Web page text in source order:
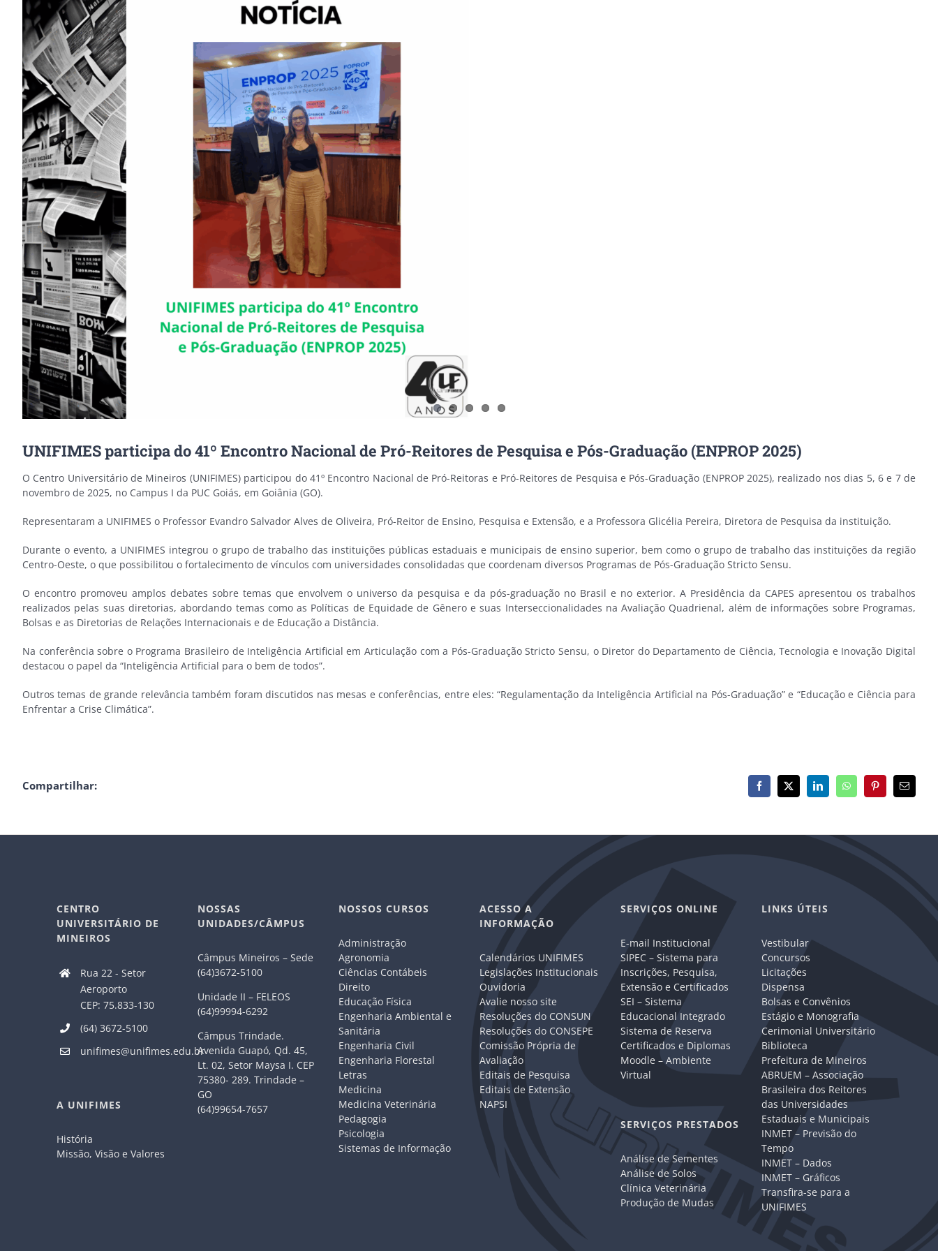
Image
UNIFIMES participa do 41º Encontro Nacional de Pró-Reitores de Pesquisa e Pós-Graduação (ENPROP 2025)
O Centro Universitário de Mineiros (UNIFIMES) participou do 41º Encontro Nacional de Pró-Reitoras e Pró-Reitores de Pesquisa e Pós-Graduação (ENPROP 2025), realizado nos dias 5, 6 e 7 de
novembro de 2025, no Campus I da PUC Goiás, em Goiânia (GO).
Representaram a UNIFIMES o Professor Evandro Salvador Alves de Oliveira, Pró-Reitor de Ensino, Pesquisa e Extensão, e a Professora Glicélia Pereira, Diretora de Pesquisa da instituição.
Durante o evento, a UNIFIMES integrou o grupo de trabalho das instituições públicas estaduais e municipais de ensino superior, bem como o grupo de trabalho das instituições da região
Centro-Oeste, o que possibilitou o fortalecimento de vínculos com universidades consolidadas que coordenam diversos Programas de Pós-Graduação Stricto Sensu.
O encontro promoveu amplos debates sobre temas que envolvem o universo da pesquisa e da pós-graduação no Brasil e no exterior. A Presidência da CAPES apresentou os trabalhos
realizados pelas suas diretorias, abordando temas como as Políticas de Equidade de Gênero e suas Interseccionalidades na Avaliação Quadrienal, além de informações sobre Programas,
Bolsas e as Diretorias de Relações Internacionais e de Educação a Distância.
Na conferência sobre o Programa Brasileiro de Inteligência Artificial em Articulação com a Pós-Graduação Stricto Sensu, o Diretor do Departamento de Ciência, Tecnologia e Inovação Digital
destacou o papel da “Inteligência Artificial para o bem de todos”.
Outros temas de grande relevância também foram discutidos nas mesas e conferências, entre eles: “Regulamentação da Inteligência Artificial na Pós-Graduação” e “Educação e Ciência para
Enfrentar a Crise Climática”.
Compartilhar: Facebook
X LinkedInWhatsAppPinterest
E-
mail
CENTRO
UNIVERSITÁRIO DE
MINEIROS
Rua 22 - Setor
Aeroporto
CEP: 75.833-130
(64) 3672-5100
unifimes@unifimes.edu.br
A UNIFIMES
História
Missão, Visão e Valores
NOSSAS
UNIDADES/CÂMPUS
Câmpus Mineiros – Sede
(64)3672-5100
Unidade II – FELEOS
(64)99994-6292
Câmpus Trindade.
Avenida Guapó, Qd. 45,
Lt. 02, Setor Maysa I. CEP
75380- 289. Trindade –
GO
(64)99654-7657
NOSSOS CURSOS
Administração
Agronomia
Ciências Contábeis
Direito
Educação Física
Engenharia Ambiental e
Sanitária
Engenharia Civil
Engenharia Florestal
Letras
Medicina
Medicina Veterinária
Pedagogia
Psicologia
Sistemas de Informação
ACESSO A
INFORMAÇÃO
Calendários UNIFIMES
Legislações Institucionais
Ouvidoria
Avalie nosso site
Resoluções do CONSUN
Resoluções do CONSEPE
Comissão Própria de
Avaliação
Editais de Pesquisa
Editais de Extensão
NAPSI
SERVIÇOS ONLINE
E-mail Institucional
SIPEC – Sistema para
Inscrições, Pesquisa,
Extensão e Certificados
SEI – Sistema
Educacional Integrado
Sistema de Reserva
Certificados e Diplomas
Moodle – Ambiente
Virtual
SERVIÇOS PRESTADOS
Análise de Sementes
Análise de Solos
Clínica Veterinária
Produção de Mudas
LINKS ÚTEIS
Vestibular
Concursos
Licitações
Dispensa
Bolsas e Convênios
Estágio e Monografia
Cerimonial Universitário
Biblioteca
Prefeitura de Mineiros
ABRUEM – Associação
Brasileira dos Reitores
das Universidades
Estaduais e Municipais
INMET – Previsão do
Tempo
INMET – Dados
INMET – Gráficos
Transfira-se para a
UNIFIMES